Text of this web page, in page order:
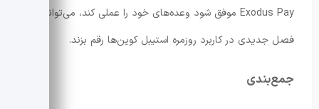
Exodus Pay موفق شود وعده‌های خود را عملی کند، می‌تواند
فصل جدیدی در کاربرد روزمره استیبل کوین‌ها رقم بزند.
جمع‌بندی